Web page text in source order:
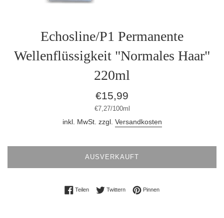
Echosline/P1 Permanente
Wellenflüssigkeit "Normales Haar"
220ml
Normaler
Preis
€15,99
Stückpreis
€7,27/pro
100ml
inkl. MwSt. zzgl. Versandkosten
AUSVERKAUFT
TeilenAuf Facebook teilen
TwitternAuf Twitter twittern
PinnenAuf Pinterest pinnen